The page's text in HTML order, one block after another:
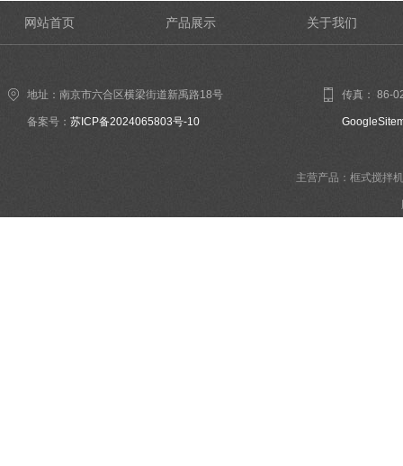
网站首页 产品展示 关于我们
地址：南京市六合区横梁街道新禹路18号
备案号： 苏ICP备2024065803号-10
传真： 86-
主营产品：框式搅拌